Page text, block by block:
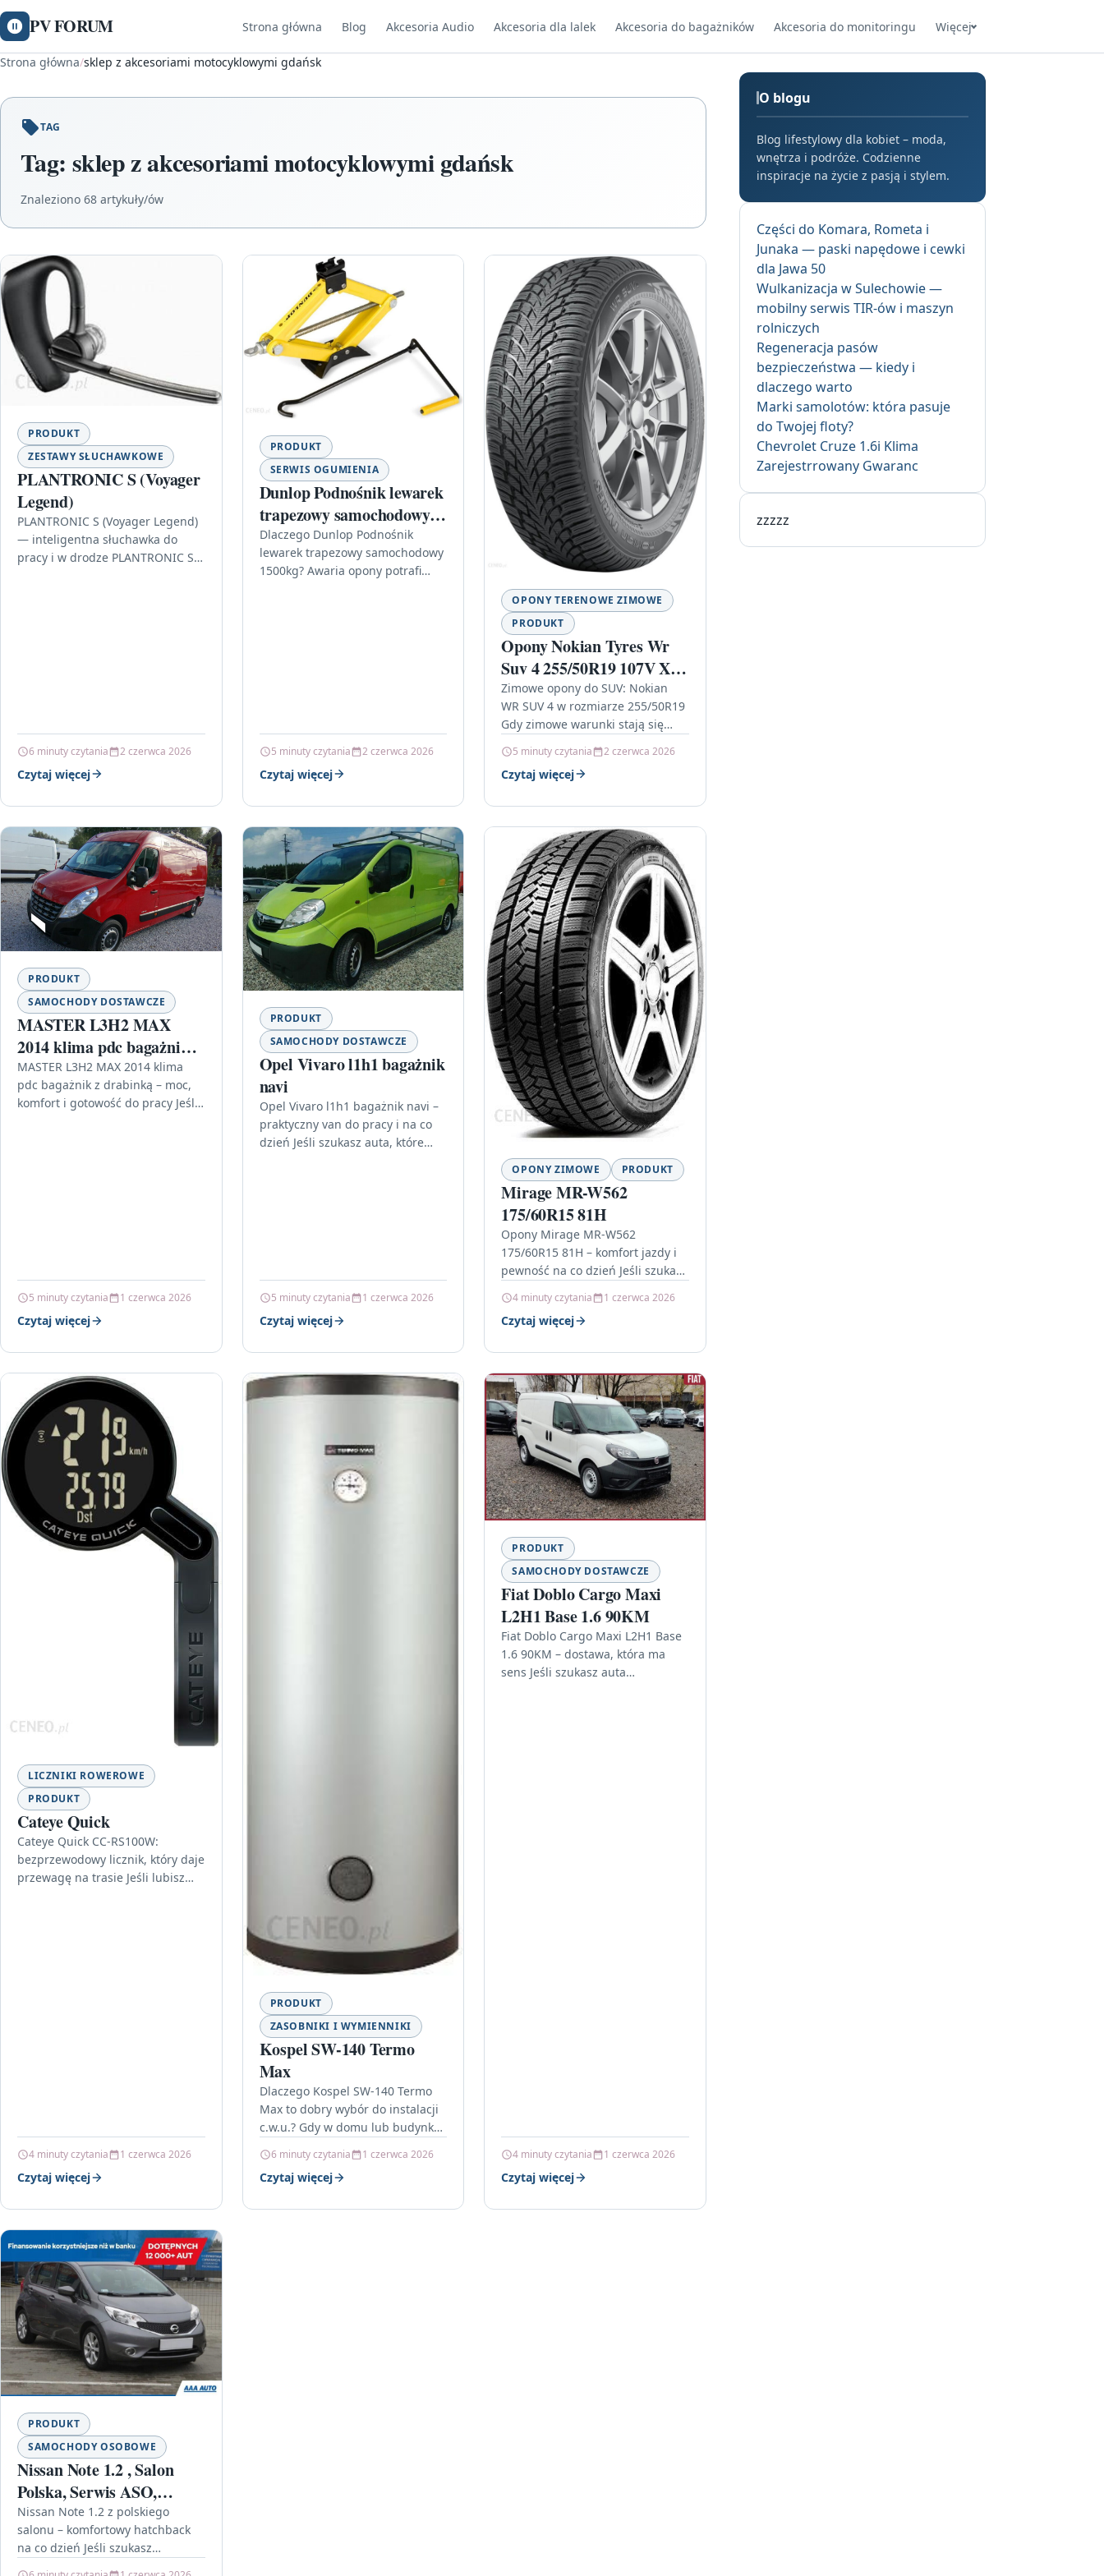
PV FORUM Strona główna Blog Akcesoria Audio Akcesoria dla lalek Akcesoria do bagażników Akcesoria do monitoringu Więcej
Strona główna/sklep z akcesoriami motocyklowymi gdańsk
TAG
Tag: sklep z akcesoriami motocyklowymi gdańsk
Znaleziono 68 artykuły/ów
PRODUKT
ZESTAWY SŁUCHAWKOWE
PLANTRONIC S (Voyager
Legend)
PLANTRONIC S (Voyager Legend)
— inteligentna słuchawka do
pracy i w drodze PLANTRONIC S
6 minuty czytania 2 czerwca 2026
Czytaj więcej
PRODUKT
SERWIS OGUMIENIA
Dunlop Podnośnik lewarek
trapezowy samochodowy
1500kg Odcienie żółtego i
złota
Dlaczego Dunlop Podnośnik
lewarek trapezowy samochodowy
1500kg? Awaria opony potrafi
5 minuty czytania 2 czerwca 2026
Czytaj więcej
OPONY TERENOWE ZIMOWE
PRODUKT
Opony Nokian Tyres Wr
Suv 4 255/50R19 107V Xl
Run Flat
Zimowe opony do SUV: Nokian
WR SUV 4 w rozmiarze 255/50R19
Gdy zimowe warunki stają się
tylko „przyczepność”, ale…
5 minuty czytania 2 czerwca 2026
Czytaj więcej
PRODUKT
SAMOCHODY DOSTAWCZE
MASTER L3H2 MAX
2014 klima pdc bagażnik z
drabinką
MASTER L3H2 MAX 2014 klima
pdc bagażnik z drabinką – moc,
komfort i gotowość do pracy Jeśli
5 minuty czytania 1 czerwca 2026
Czytaj więcej
PRODUKT
SAMOCHODY DOSTAWCZE
Opel Vivaro l1h1 bagażnik
navi
Opel Vivaro l1h1 bagażnik navi –
praktyczny van do pracy i na co
dzień Jeśli szukasz auta, które
5 minuty czytania 1 czerwca 2026
Czytaj więcej
OPONY ZIMOWE PRODUKT
Mirage MR-W562
175/60R15 81H
Opony Mirage MR-W562
175/60R15 81H – komfort jazdy i
pewność na co dzień Jeśli szukasz
codzienną eksploatację i
zapewniają stabilność…
4 minuty czytania 1 czerwca 2026
Czytaj więcej
LICZNIKI ROWEROWE
PRODUKT
Cateye Quick
Cateye Quick CC-RS100W:
bezprzewodowy licznik, który daje
przewagę na trasie Jeśli lubisz
4 minuty czytania 1 czerwca 2026
Czytaj więcej
PRODUKT
ZASOBNIKI I WYMIENNIKI
Kospel SW-140 Termo
Max
Dlaczego Kospel SW-140 Termo
Max to dobry wybór do instalacji
c.w.u.? Gdy w domu lub budynku
podgrzewanie i magazynowanie
ciepłej…
6 minuty czytania 1 czerwca 2026
Czytaj więcej
PRODUKT
SAMOCHODY DOSTAWCZE
Fiat Doblo Cargo Maxi
L2H1 Base 1.6 90KM
Fiat Doblo Cargo Maxi L2H1 Base
1.6 90KM – dostawa, która ma
sens Jeśli szukasz auta
4 minuty czytania 1 czerwca 2026
Czytaj więcej
PRODUKT
SAMOCHODY OSOBOWE
Nissan Note 1.2 , Salon
Polska, Serwis ASO,
Klima
Nissan Note 1.2 z polskiego
salonu – komfortowy hatchback
na co dzień Jeśli szukasz
O blogu
Blog lifestylowy dla kobiet – moda,
wnętrza i podróże. Codzienne
inspiracje na życie z pasją i stylem.
Części do Komara, Rometa i
Junaka — paski napędowe i cewki
dla Jawa 50
Wulkanizacja w Sulechowie —
mobilny serwis TIR-ów i maszyn
rolniczych
Regeneracja pasów
bezpieczeństwa — kiedy i
dlaczego warto
Marki samolotów: która pasuje
do Twojej floty?
Chevrolet Cruze 1.6i Klima
Zarejestrrowany Gwaranc
zzzzz